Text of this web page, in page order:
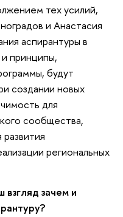
тех усилий,
и Анастасия
аспирантуры в
принципы,
будут
создании новых
для
сообщества,
региональных
зачем и